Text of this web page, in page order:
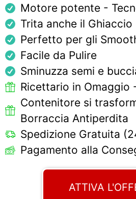
Motore potente -
Trita anche il Ghiaccio
Perfetto per gli
Facile da Pulire
Sminuzza semi e
Ricettario in Omaggio
Contenitore si
Borraccia Antiperdita
Spedizione Gratuita
Pagamento alla
ATTIVA